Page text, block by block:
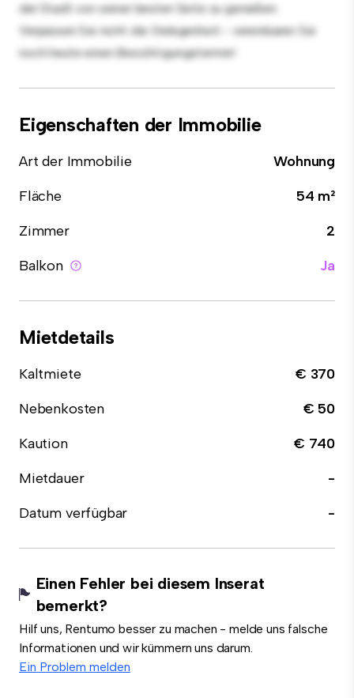
der Stadt von seiner besten Seite zu genießen.
Verpassen Sie nicht die Gelegenheit - vereinbaren Sie
noch heute einen Besichtigungstermin!
Eigenschaften der Immobilie
Art der Immobilie
Wohnung
Fläche
54 m²
Zimmer
2
Balkon
Ja
Mietdetails
Kaltmiete
€ 370
Nebenkosten
€ 50
Kaution
€ 740
Mietdauer
-
Datum verfügbar
-
Einen Fehler bei diesem Inserat
bemerkt?
Hilf uns, Rentumo besser zu machen - melde uns falsche
Informationen und wir kümmern uns darum.
Ein Problem melden